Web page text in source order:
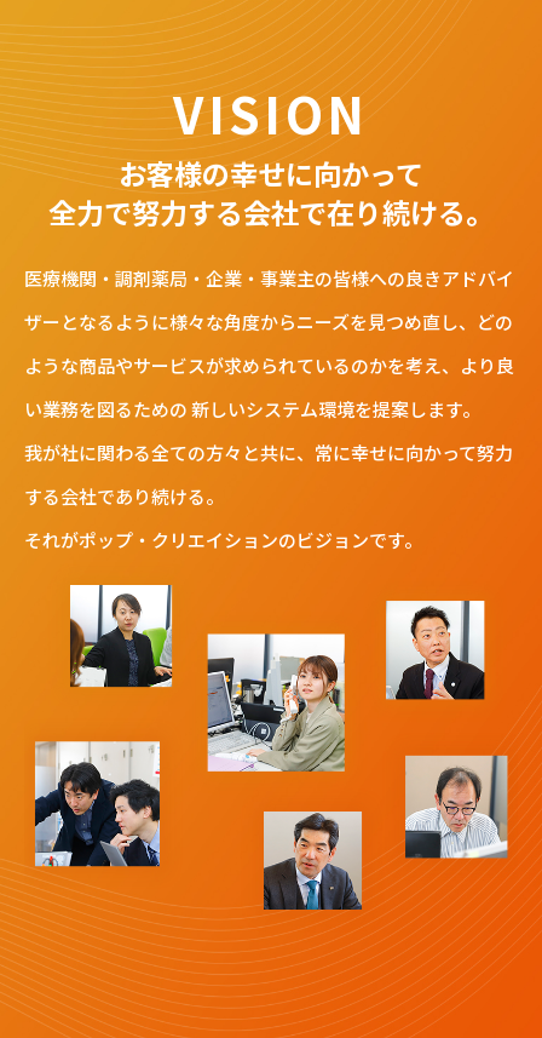
VISION
お客様の幸せに向かって
全力で努力する会社で在り続ける。
医療機関・調剤薬局・企業・事業主の皆様への良きアドバイ
ザーとなるように様々な角度からニーズを見つめ直し、 どの
ような商品やサービスが求められているのかを考え、 より良
い業務を図るための 新しいシステム環境を提案します。
我が社に関わる全ての方々と共に、常に幸せに向かって努力
する会社であり続ける。
それがポップ・クリエイションのビジョンです。